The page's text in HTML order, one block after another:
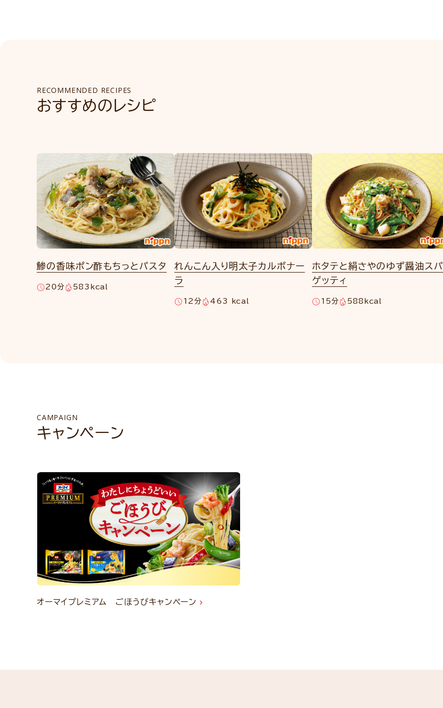
RECOMMENDED RECIPES
おすすめのレシピ
鯵の香味ポン酢もちっとパスタ
20分 583kcal
れんこん入り明太子カルボナー
ラ
12分 463 kcal
ホタテと絹さやのゆず醤油スパ
ゲッティ
15分 588kcal
CAMPAIGN
キャンペーン
オーマイプレミアム ごほうびキャンペーン